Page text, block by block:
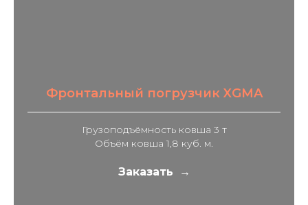
Фронтальный погрузчик XGMA
Грузоподъёмность ковша 3 т
Объём ковша 1,8 куб. м.
Заказать